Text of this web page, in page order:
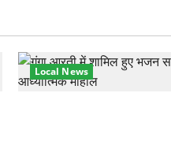
Local News